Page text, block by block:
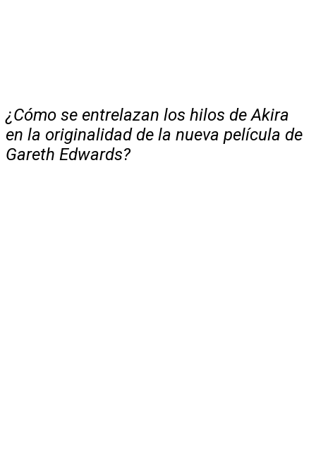
¿Cómo se entrelazan los hilos de Akira
en la originalidad de la nueva película de
Gareth Edwards?